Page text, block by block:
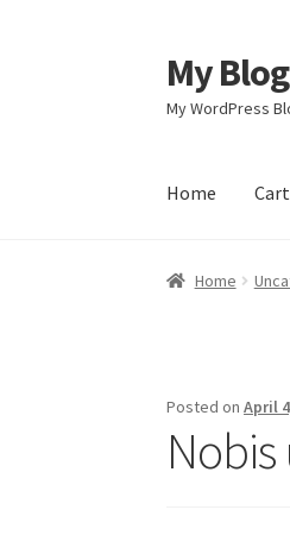
Skip
to
navigation
Skip
to
content
My Blog
My WordPress
Home Cart
HomeHome
Posted onApril